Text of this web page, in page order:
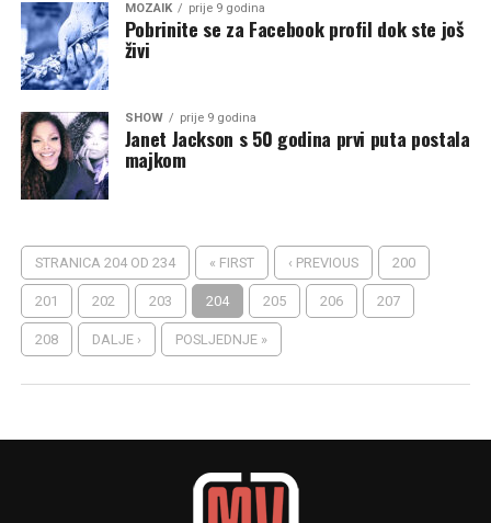
MOZAIK prije 9 godina
Pobrinite se za Facebook profil dok ste još
živi
SHOW prije 9 godina
Janet Jackson s 50 godina prvi puta postala
majkom
STRANICA 204 OD 234 « FIRST ‹ PREVIOUS 200
201 202 203 204 205 206 207
208 DALJE › POSLJEDNJE »